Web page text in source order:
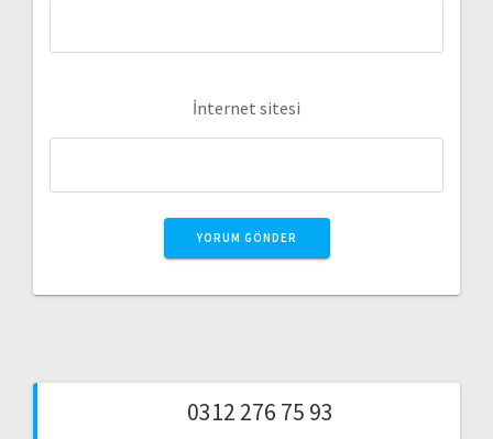
İnternet sitesi
0312 276 75 93